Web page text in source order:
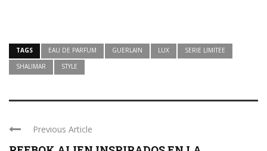
TAGS EAU DE PARFUM GUERLAIN LUX
SERIE LIMITEE
SHALIMAR
STYLE
Previous Article